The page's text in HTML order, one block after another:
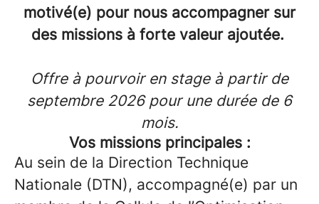
motivé(e) pour nous accompagner sur
des missions à forte valeur ajoutée.
Offre à pourvoir en stage à partir de
septembre 2026 pour une durée de 6
mois.
Vos missions principales :
Au sein de la Direction Technique
Nationale (DTN), accompagné(e) par un